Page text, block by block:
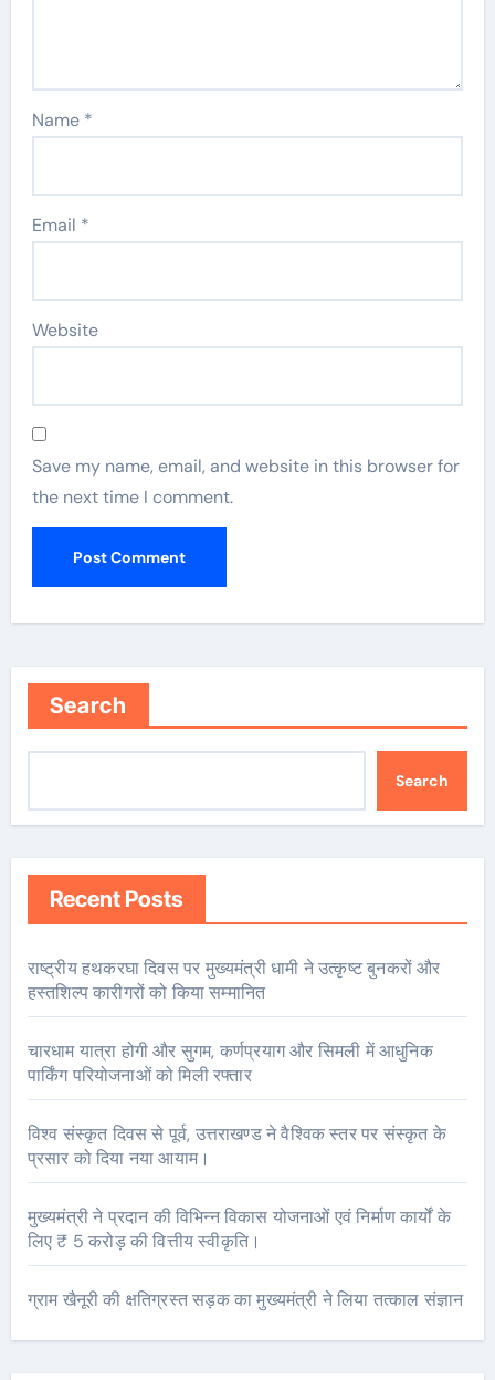
Name *
Email *
Website
Save my name, email, and website in this browser for
the next time I comment.
Search
Search
Recent Posts
राष्ट्रीय हथकरघा दिवस पर मुख्यमंत्री धामी ने उत्कृष्ट बुनकरों और
हस्तशिल्प कारीगरों को किया सम्मानित
चारधाम यात्रा होगी और सुगम, कर्णप्रयाग और सिमली में आधुनिक
पार्किंग परियोजनाओं को मिली रफ्तार
विश्व संस्कृत दिवस से पूर्व, उत्तराखण्ड ने वैश्विक स्तर पर संस्कृत के
प्रसार को दिया नया आयाम।
मुख्यमंत्री ने प्रदान की विभिन्न विकास योजनाओं एवं निर्माण कार्यों के
लिए ₹ 5 करोड़ की वित्तीय स्वीकृति।
ग्राम खैनूरी की क्षतिग्रस्त सड़क का मुख्यमंत्री ने लिया तत्काल संज्ञान